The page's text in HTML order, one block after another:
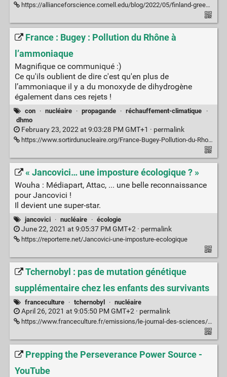
https://allianceforscience.cornell.edu/blog/2022/05/finland-green-party-nuclear/
France : Bugey : Pollution du Rhône à
l’ammoniaque
Magnifique ce communiqué :)
Ce qu'ils oublient de dire c'est qu'en plus de
l’ammoniaque il y a du monoxyde de dihydrogène
également dans ces rejets !
con · nucléaire · propagande · réchauffement-climatique
·
dhmo
February 23, 2022 at 9:03:28 PM GMT+1 · permalink
https://www.sortirdunucleaire.org/France-Bugey-Pollution-du-Rhone-a-l-ammoniaque
« Jancovici… une imposture écologique ? »
Wouha : Médiapart, Attac, ... une belle reconnaissance
pour Jancovici !
Il devient une super-star.
jancovici · nucléaire · écologie
June 22, 2021 at 9:05:37 PM GMT+2 · permalink
https://reporterre.net/Jancovici-une-imposture-ecologique
Tchernobyl : pas de mutation génétique
supplémentaire chez les enfants des survivants
franceculture · tchernobyl · nucléaire
April 26, 2021 at 9:05:50 PM GMT+2 · permalink
https://www.franceculture.fr/emissions/le-journal-des-sciences/le-journal-des-sciences-du-lundi-26-avril-2021
Prepping the Perseverance Power Source -
YouTube